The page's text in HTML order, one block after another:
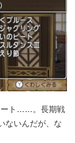
ート……。長期戦
ないんだが、な